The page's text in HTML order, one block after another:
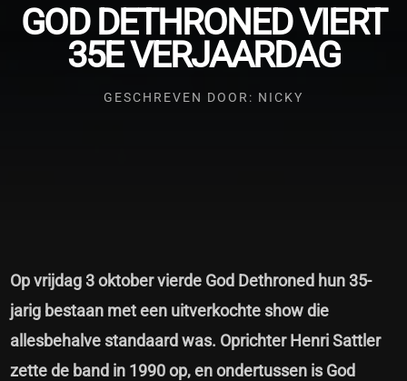
GOD DETHRONED VIERT
35E VERJAARDAG
GESCHREVEN DOOR: NICKY
Op vrijdag 3 oktober vierde God Dethroned hun 35-
jarig bestaan met een uitverkochte show die
allesbehalve standaard was. Oprichter Henri Sattler
zette de band in 1990 op, en ondertussen is God